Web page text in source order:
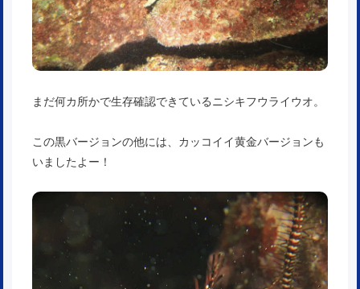
まだ何カ所かで生存確認できているニシキフウライウオ。
この黒バージョンの他には、カッコイイ黄金バージョンも
いましたよー！